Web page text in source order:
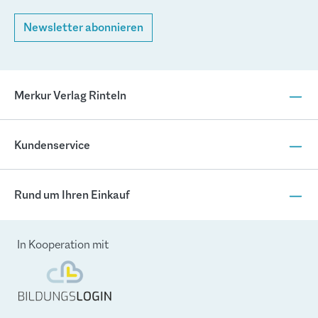
Newsletter abonnieren
Merkur Verlag Rinteln
Kundenservice
Rund um Ihren Einkauf
In Kooperation mit